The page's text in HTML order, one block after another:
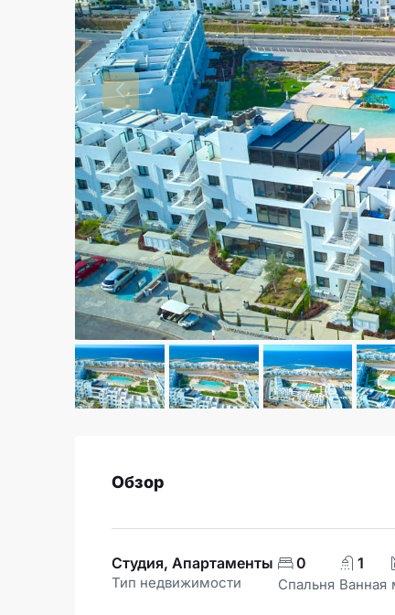
Обзор
Студия, Апартаменты
Тип недвижимости
0
Спальня
1
Ванная